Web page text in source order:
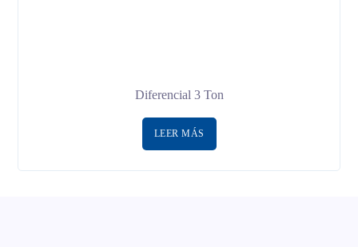
Diferencial 3 Ton
LEER MÁS